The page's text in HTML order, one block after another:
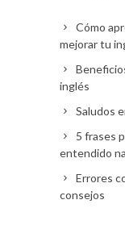
Cómo
mejorar tu
inglés
Saludos
5 frases
entendido
Errores
consejos